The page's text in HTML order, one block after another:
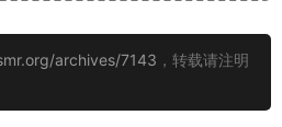
archives/7143 ，转载请注明